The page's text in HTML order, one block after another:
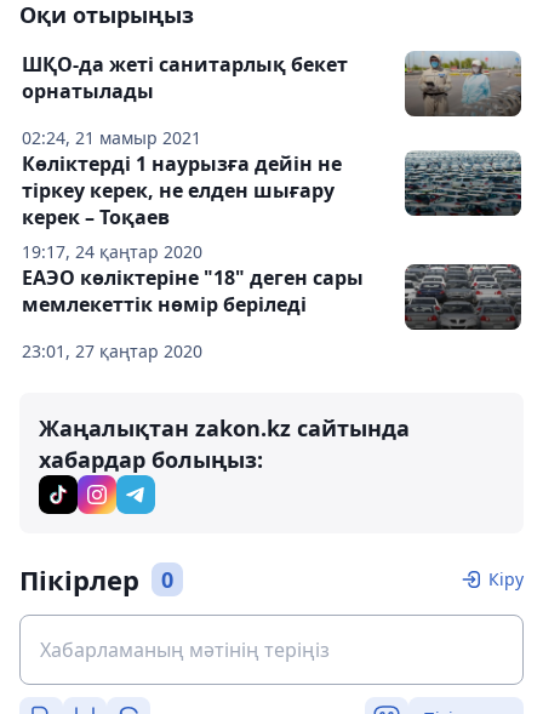
Оқи отырыңыз
02:24, 21 мамыр 2021
ШҚО-да жеті санитарлық бекет
орнатылады
19:17, 24 қаңтар 2020
Көліктерді 1 наурызға дейін не
тіркеу керек, не елден шығару
керек – Тоқаев
23:01, 27 қаңтар 2020
ЕАЭО көліктеріне "18" деген сары
мемлекеттік нөмір беріледі
Жаңалықтан zakon.kz сайтында
хабардар болыңыз:
Пікірлер 0 Кіру